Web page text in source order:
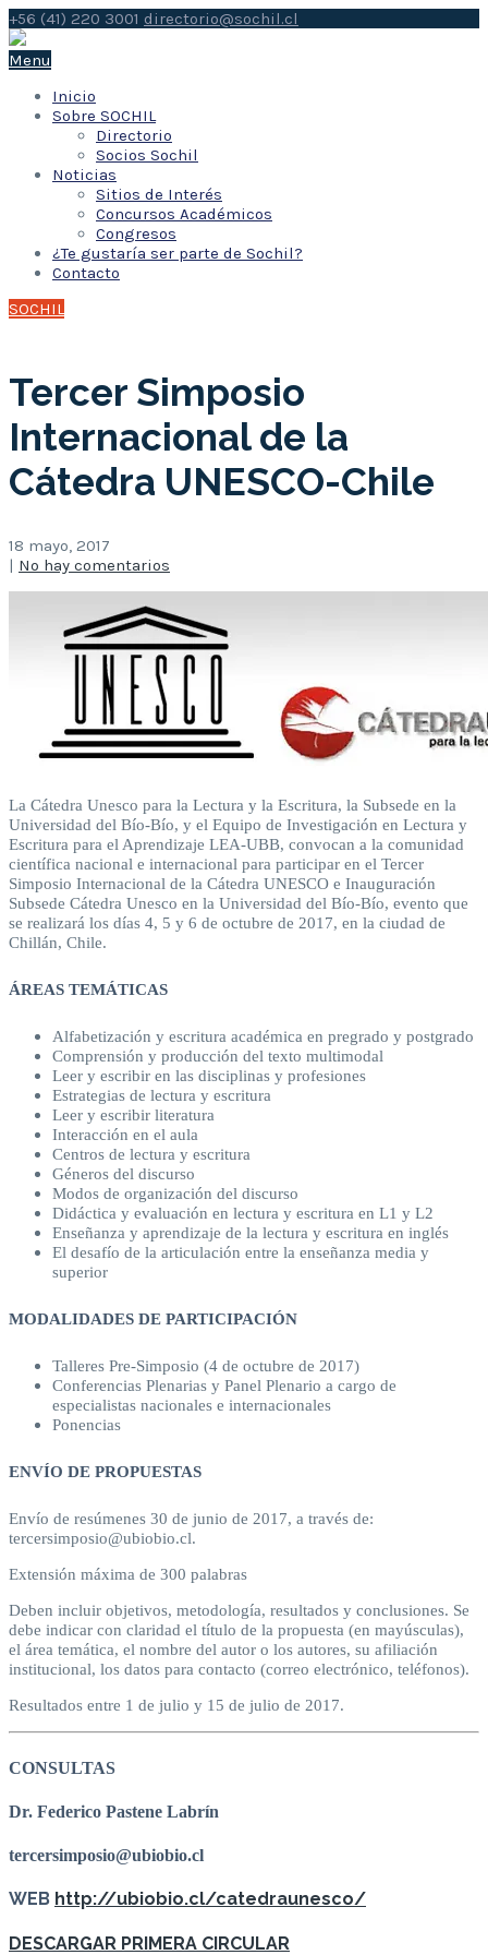
+56 (41) 220 3001 directorio@sochil.cl
Menu
Inicio
Sobre SOCHIL
Directorio
Socios Sochil
Noticias
Sitios de Interés
Concursos Académicos
Congresos
¿Te gustaría ser parte de Sochil?
Contacto
SOCHIL
Tercer Simposio
Internacional de la
Cátedra UNESCO-Chile
18 mayo, 2017
| No hay comentarios
La Cátedra Unesco para la Lectura y la Escritura, la Subsede en la
Universidad del Bío-Bío, y el Equipo de Investigación en Lectura y
Escritura para el Aprendizaje LEA-UBB, convocan a la comunidad
científica nacional e internacional para participar en el Tercer
Simposio Internacional de la Cátedra UNESCO e Inauguración
Subsede Cátedra Unesco en la Universidad del Bío-Bío, evento que
se realizará los días 4, 5 y 6 de octubre de 2017, en la ciudad de
Chillán, Chile.
ÁREAS TEMÁTICAS
Alfabetización y escritura académica en pregrado y postgrado
Comprensión y producción del texto multimodal
Leer y escribir en las disciplinas y profesiones
Estrategias de lectura y escritura
Leer y escribir literatura
Interacción en el aula
Centros de lectura y escritura
Géneros del discurso
Modos de organización del discurso
Didáctica y evaluación en lectura y escritura en L1 y L2
Enseñanza y aprendizaje de la lectura y escritura en inglés
El desafío de la articulación entre la enseñanza media y
superior
MODALIDADES DE PARTICIPACIÓN
Talleres Pre-Simposio (4 de octubre de 2017)
Conferencias Plenarias y Panel Plenario a cargo de
especialistas nacionales e internacionales
Ponencias
ENVÍO DE PROPUESTAS
Envío de resúmenes 30 de junio de 2017, a través de:
tercersimposio@ubiobio.cl.
Extensión máxima de 300 palabras
Deben incluir objetivos, metodología, resultados y conclusiones. Se
debe indicar con claridad el título de la propuesta (en mayúsculas),
el área temática, el nombre del autor o los autores, su afiliación
institucional, los datos para contacto (correo electrónico, teléfonos).
Resultados entre 1 de julio y 15 de julio de 2017.
CONSULTAS
Dr. Federico Pastene Labrín
tercersimposio@ubiobio.cl
WEB http://ubiobio.cl/catedraunesco/
DESCARGAR PRIMERA CIRCULAR